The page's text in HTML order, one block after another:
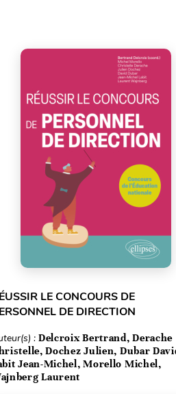
LE CONCOURS DE
DE DIRECTION
: Delcroix Bertrand, Derache
Dochez Julien, Dubar
Jean-Michel, Morello Michel,
Laurent